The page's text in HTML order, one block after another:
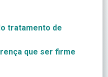
tratamento de
que ser firme